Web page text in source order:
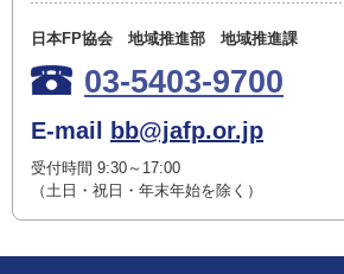
日本FP協会 地域推進部 地域推進課
03-5403-9700
E-mail bb@jafp.or.jp
受付時間 9:30～17:00
（土日・祝日・年末年始を除く）